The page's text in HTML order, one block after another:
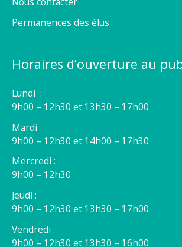
Permanences des élus
Horaires d’ouverture au
Lundi :
9h00 – 12h30 et 13h30 – 17h00
Mardi :
9h00 – 12h30 et 14h00 – 17h30
Mercredi :
9h00 – 12h30
Jeudi :
9h00 – 12h30 et 13h30 – 17h00
Vendredi :
9h00 – 12h30 et 13h30 – 16h00